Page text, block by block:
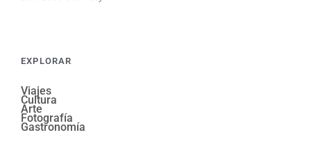
EXPLORAR
Viajes
Cultura
Arte
Fotografía
Gastronomía